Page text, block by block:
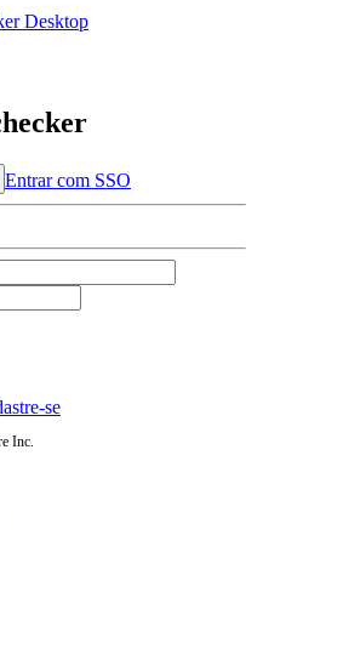
Desktop
Entrar com SSO
se
Inc.